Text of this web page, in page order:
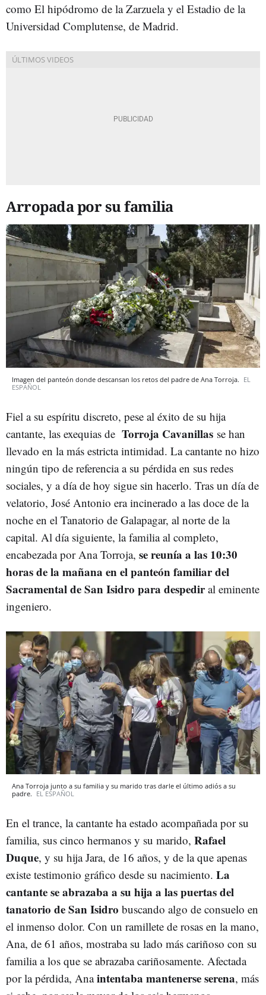
como El hipódromo de la Zarzuela y el Estadio de la
Universidad Complutense, de Madrid.
Arropada por su familia
Imagen del panteón donde descansan los retos del padre de Ana Torroja. EL
ESPAÑOL
Fiel a su espíritu discreto, pese al éxito de su hija
cantante, las exequias de Torroja Cavanillas se han
llevado en la más estricta intimidad. La cantante no hizo
ningún tipo de referencia a su pérdida en sus redes
sociales, y a día de hoy sigue sin hacerlo. Tras un día de
velatorio, José Antonio era incinerado a las doce de la
noche en el Tanatorio de Galapagar, al norte de la
capital. Al día siguiente, la familia al completo,
encabezada por Ana Torroja, se reunía a las 10:30
horas de la mañana en el panteón familiar del
Sacramental de San Isidro para despediral eminente
ingeniero.
Ana Torroja junto a su familia y su marido tras darle el último adiós a su
padre. EL ESPAÑOL
En el trance, la cantante ha estado acompañada por su
familia, sus cinco hermanos y su marido, Rafael
Duque, y su hija Jara, de 16 años, y de la que apenas
existe testimonio gráfico desde su nacimiento. La
cantante se abrazaba a su hija a las puertas del
tanatorio de San Isidro buscando algo de consuelo en
el inmenso dolor. Con un ramillete de rosas en la mano,
Ana, de 61 años, mostraba su lado más cariñoso con su
familia a los que se abrazaba cariñosamente. Afectada
por la pérdida, Anaintentaba mantenerse serena, más